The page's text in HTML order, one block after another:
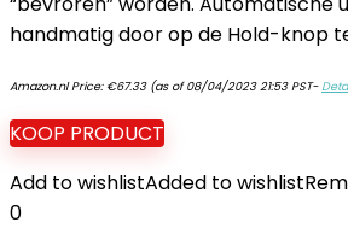
handmatig door op de Hold-knop
Amazon.nl Price: €67.33(as of 08/04/2023 21:53 PST-
KOOP PRODUCT
Add to wishlistAdded to wishlist
0